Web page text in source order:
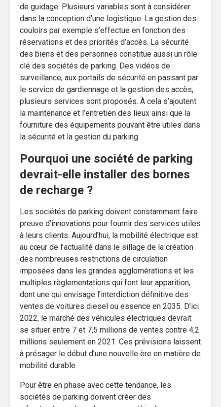
de guidage. Plusieurs variables sont à considérer
dans la conception d’une logistique. La gestion des
couloirs par exemple s’effectue en fonction des
réservations et des priorités d’accès. La sécurité
des biens et des personnes constitue aussi un rôle
clé des sociétés de parking. Des vidéos de
surveillance, aux portails de sécurité en passant par
le service de gardiennage et la gestion des accès,
plusieurs services sont proposés. À cela s’ajoutent
la maintenance et l’entretien des lieux ainsi que la
fourniture des équipements pouvant être utiles dans
la sécurité et la gestion du parking.
Pourquoi une société de parking
devrait-elle installer des bornes
de recharge ?
Les sociétés de parking doivent constamment faire
preuve d’innovations pour fournir des services utiles
à leurs clients. Aujourd’hui, la mobilité électrique est
au cœur de l’actualité dans le sillage de la création
des nombreuses restrictions de circulation
imposées dans les grandes agglomérations et les
multiples règlementations qui font leur apparition,
dont une qui envisage l’interdiction définitive des
ventes de voitures diesel ou essence en 2035. D’ici
2022, le marché des véhicules électriques devrait
se situer entre 7 et 7,5 millions de ventes contre 4,2
millions seulement en 2021. Ces prévisions laissent
à présager le début d’une nouvelle ère en matière de
mobilité durable.
Pour être en phase avec cette tendance, les
sociétés de parking doivent créer des